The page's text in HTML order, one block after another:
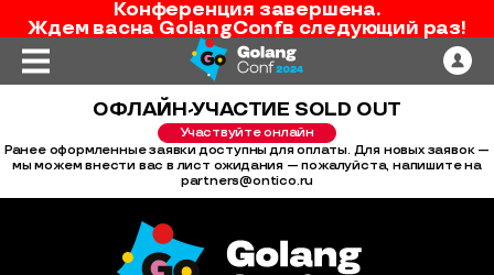
Конференция завершена.
Ждем васна GolangConfв следующий раз!
ОФЛАЙН-УЧАСТИЕ SOLD OUT
Участвуйте онлайн
Ранее оформленные заявки доступны для оплаты. Для новых заявок —
мы можем внести вас в лист ожидания — пожалуйста, напишите на
partners@ontico.ru